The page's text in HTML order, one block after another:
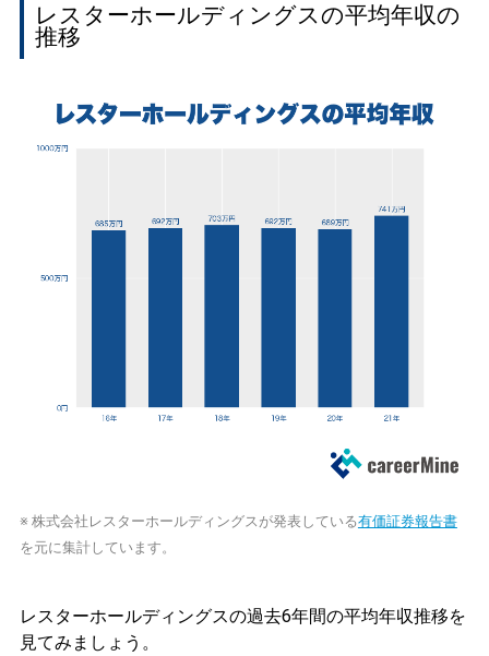
レスターホールディングスの平均年収の
推移
※ 株式会社レスターホールディングスが発表している有価証券報告書
を元に集計しています。
レスターホールディングスの過去6年間の平均年収推移を
見てみましょう。